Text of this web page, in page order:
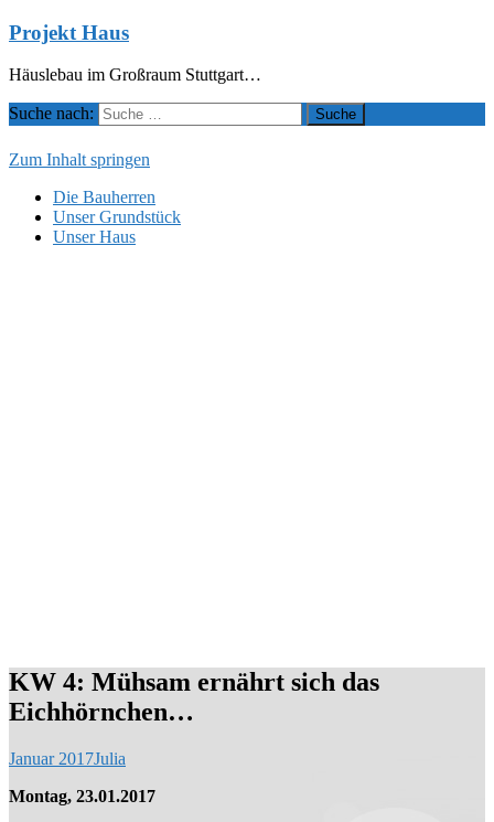
Projekt Haus
Häuslebau im Großraum Stuttgart…
Suche nach:
Zum Inhalt springen
Die Bauherren
Unser Grundstück
Unser Haus
KW 4: Mühsam ernährt sich das
Eichhörnchen…
Januar 2017Julia
Montag, 23.01.2017